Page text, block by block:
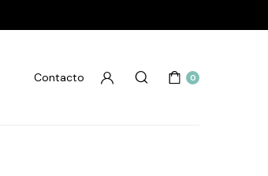
Contacto 0